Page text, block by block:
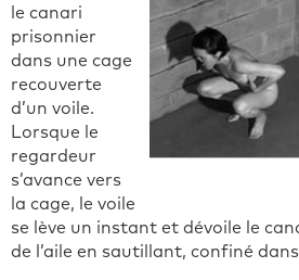
le canari
prisonnier
dans une cage
recouverte
d’un voile.
Lorsque le
regardeur
s’avance vers
la cage, le voile
se lève un instant et dévoile le
de l’aile en sautillant, confiné